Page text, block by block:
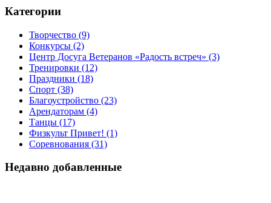
Категории
Творчество (9)
Конкурсы (2)
Центр Досуга Ветеранов «Радость встреч» (3)
Тренировки (12)
Праздники (18)
Спорт (38)
Благоустройство (23)
Арендаторам (4)
Танцы (17)
Физкульт Привет! (1)
Соревнования (31)
Недавно добавленные